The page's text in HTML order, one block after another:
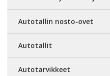
Autotallin nosto-ovet
Autotallit
Autotarvikkeet